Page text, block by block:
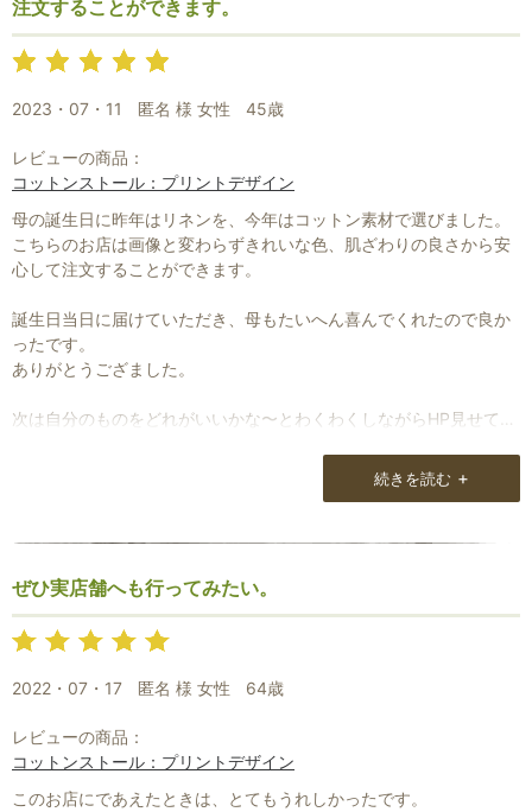
注文することができます。
2023・07・11 匿名 様 女性 45歳
レビューの商品：
コットンストール：プリントデザイン
母の誕生日に昨年はリネンを、今年はコットン素材で選びました。
こちらのお店は画像と変わらずきれいな色、肌ざわりの良さから安
心して注文することができます。
誕生日当日に届けていただき、母もたいへん喜んでくれたので良か
ったです。
ありがとうござました。
次は自分のものをどれがいいかな〜とわくわくしながらHP見せても
続きを読む +
ぜひ実店舗へも行ってみたい。
2022・07・17 匿名 様 女性 64歳
レビューの商品：
コットンストール：プリントデザイン
このお店にであえたときは、とてもうれしかったです。